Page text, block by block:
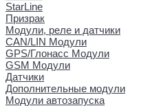
StarLine
Призрак
Модули, реле и датчики
CAN/LIN Модули
GPS/Глонасс Модули
GSM Модули
Датчики
Дополнительные модули
Модули автозапуска